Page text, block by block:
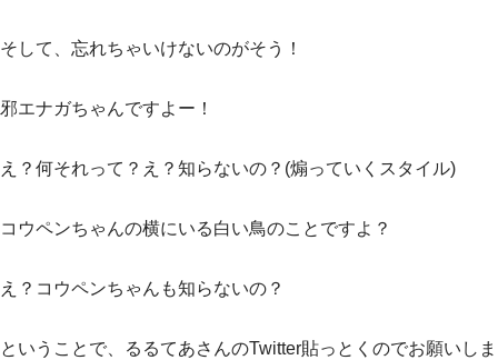
そして、忘れちゃいけないのがそう！
邪エナガちゃんですよー！
え？何それって？え？知らないの？(煽っていくスタイル)
コウペンちゃんの横にいる白い鳥のことですよ？
え？コウペンちゃんも知らないの？
ということで、るるてあさんのTwitter貼っとくのでお願いしま